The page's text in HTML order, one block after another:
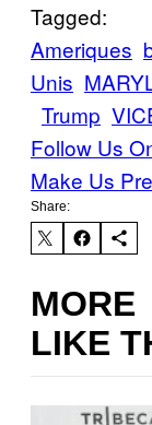
Tagged:
Ameriques
Unis
Trump
Follow Us
Make Us
Share:
MORE
LIKE